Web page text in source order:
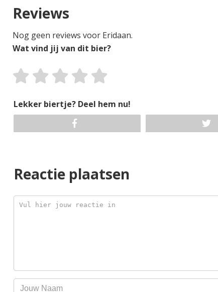
Reviews
Nog geen reviews voor Eridaan.
Wat vind jij van dit bier?
Lekker biertje? Deel hem nu!
Reactie plaatsen